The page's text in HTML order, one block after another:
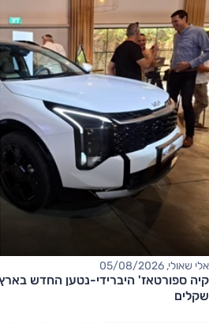
אלי שאולי, 05/08/2026
שקלים